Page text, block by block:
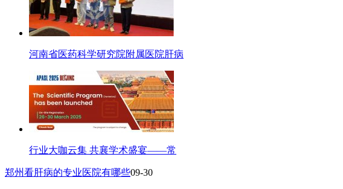
河南省医药科学研究院附属医院肝病
行业大咖云集 共襄学术盛宴——常
郑州看肝病的专业医院有哪些09-30